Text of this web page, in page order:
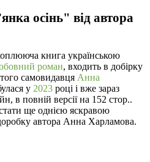
осінь" від автора
книга українською
роман, входить в добірку
самовидавця Анна
у 2023 році і вже зараз
в повній версії на 152 стор..
ще однією яскравою
автора Анна Харламова.